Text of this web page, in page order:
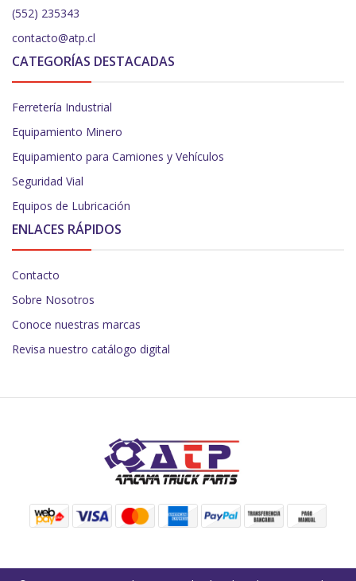
(552) 235343
contacto@atp.cl
CATEGORÍAS DESTACADAS
Ferretería Industrial
Equipamiento Minero
Equipamiento para Camiones y Vehículos
Seguridad Vial
Equipos de Lubricación
ENLACES RÁPIDOS
Contacto
Sobre Nosotros
Conoce nuestras marcas
Revisa nuestro catálogo digital